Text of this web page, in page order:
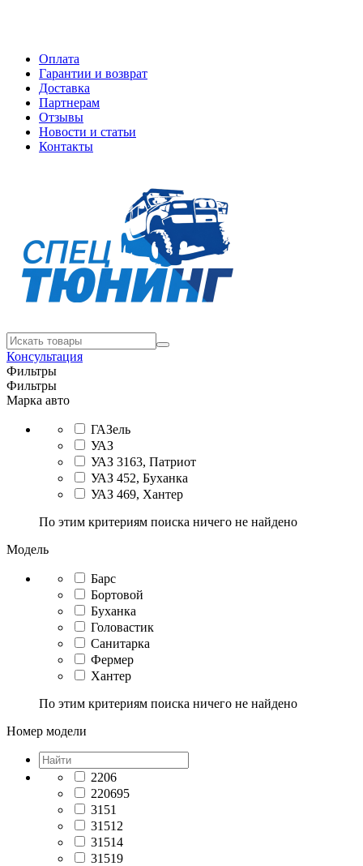
Оплата
Гарантии и возврат
Доставка
Партнерам
Отзывы
Новости и статьи
Контакты
Консультация
Фильтры
Фильтры
Марка авто
ГАЗель
УАЗ
УАЗ 3163, Патриот
УАЗ 452, Буханка
УАЗ 469, Хантер
По этим критериям поиска ничего не найдено
Модель
Барс
Бортовой
Буханка
Головастик
Санитарка
Фермер
Хантер
По этим критериям поиска ничего не найдено
Номер модели
2206
220695
3151
31512
31514
31519